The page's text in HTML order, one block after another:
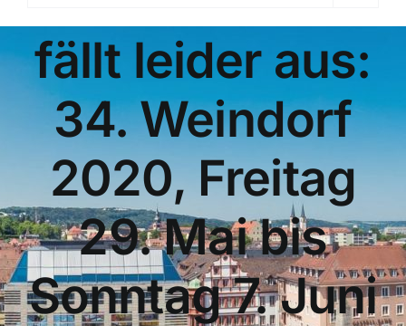
fällt leider aus:
34. Weindorf
2020, Freitag
29. Mai bis
Sonntag 7. Juni